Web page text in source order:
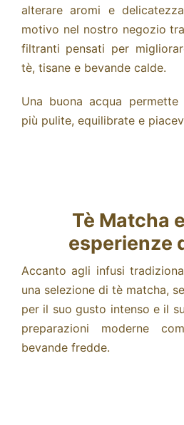
alterare aromi e
motivo nel nostro negozio
filtranti pensati per
tè, tisane e bevande calde.
Una buona acqua
più pulite, equilibrate e
Tè Matcha
esperienze
Accanto agli infusi
una selezione di tè matcha,
per il suo gusto intenso e il
preparazioni moderne
bevande fredde.